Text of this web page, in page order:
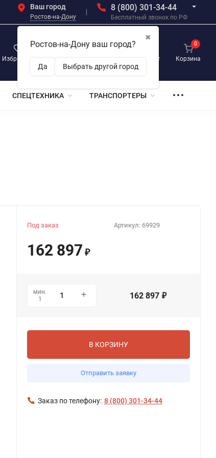
Ваш город
Ростов-на-Дону
✖
Ростов-на-Дону ваш город?
Да Выбрать другой город
8 (800) 301-34-44
Бесплатный звонок по РФ
Избранное
0
Личный кабинет Корзина
0
СПЕЦТЕХНИКА ТРАНСПОРТЕРЫ
Артикул: 69929
Под заказ
162 897 ₽
мин.
1
162 897 ₽
В КОРЗИНУ
Отправить заявку
Заказ по телефону: 8 (800) 301-34-44